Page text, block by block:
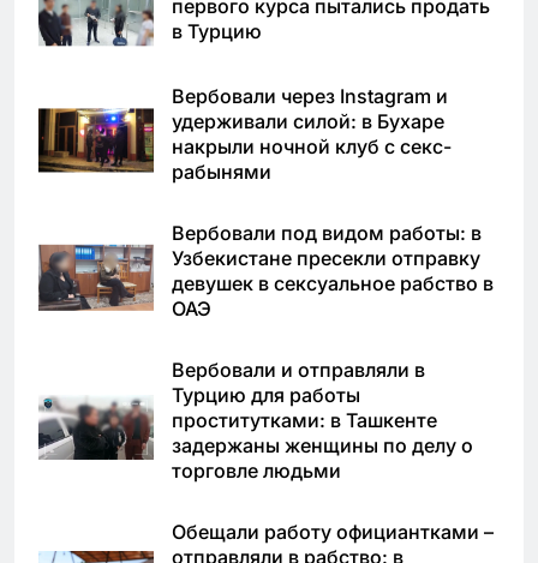
первого курса пытались продать
в Турцию
Вербовали через Instagram и
удерживали силой: в Бухаре
накрыли ночной клуб с секс-
рабынями
Вербовали под видом работы: в
Узбекистане пресекли отправку
девушек в сексуальное рабство в
ОАЭ
Вербовали и отправляли в
Турцию для работы
проститутками: в Ташкенте
задержаны женщины по делу о
торговле людьми
Обещали работу официантками –
отправляли в рабство: в